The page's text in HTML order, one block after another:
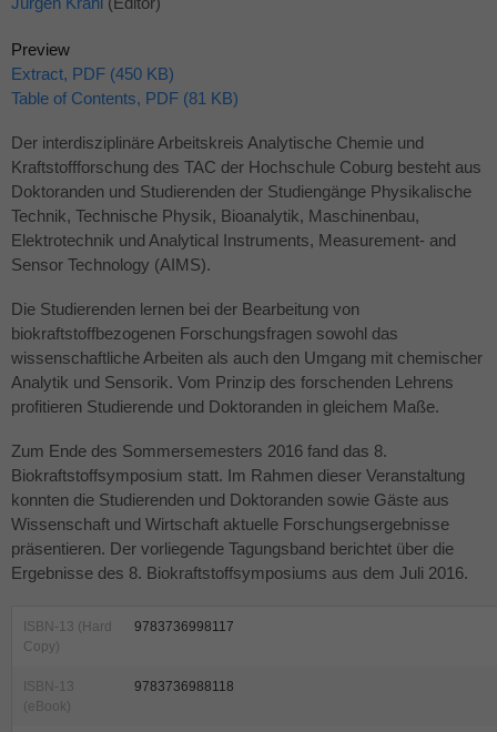
Preview
Extract, PDF (450 KB)
Table of Contents, PDF (81 KB)
Der interdisziplinäre Arbeitskreis Analytische Chemie und
Kraftstoffforschung des TAC der Hochschule Coburg besteht aus
Doktoranden und Studierenden der Studiengänge Physikalische
Technik, Technische Physik, Bioanalytik, Maschinenbau,
Elektrotechnik und Analytical Instruments, Measurement- and
Sensor Technology (AIMS).
Die Studierenden lernen bei der Bearbeitung von
biokraftstoffbezogenen Forschungsfragen sowohl das
wissenschaftliche Arbeiten als auch den Umgang mit chemischer
Analytik und Sensorik. Vom Prinzip des forschenden Lehrens
profitieren Studierende und Doktoranden in gleichem Maße.
Zum Ende des Sommersemesters 2016 fand das 8.
Biokraftstoffsymposium statt. Im Rahmen dieser Veranstaltung
konnten die Studierenden und Doktoranden sowie Gäste aus
Wissenschaft und Wirtschaft aktuelle Forschungsergebnisse
präsentieren. Der vorliegende Tagungsband berichtet über die
Ergebnisse des 8. Biokraftstoffsymposiums aus dem Juli 2016.
ISBN-13 (Hard
Copy)
9783736998117
ISBN-13
(eBook)
9783736988118